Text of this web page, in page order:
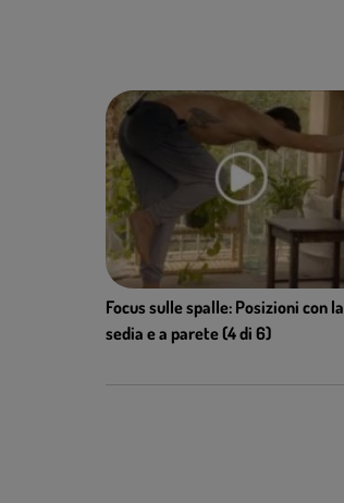
Focus sulle spalle: Posizioni con la
sedia e a parete (4 di 6)